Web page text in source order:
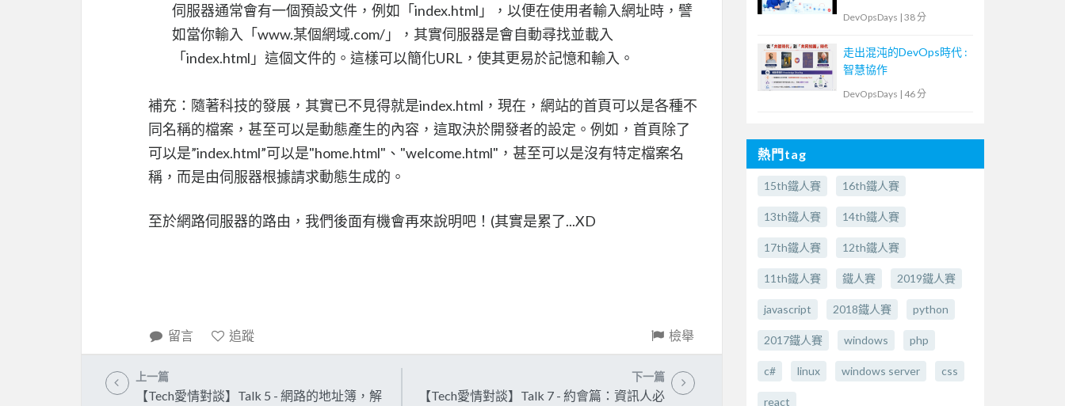
伺服器通常會有一個預設文件，例如「index.html」，以便在使用者輸入網址時，譬
如當你輸入「www.某個網域.com/」，其實伺服器是會自動尋找並載入
「index.html」這個文件的。這樣可以簡化URL，使其更易於記憶和輸入。
補充：隨著科技的發展，其實已不見得就是index.html，現在，網站的首頁可以是各種不
同名稱的檔案，甚至可以是動態產生的內容，這取決於開發者的設定。例如，首頁除了
可以是”index.html”可以是"home.html"、"welcome.html"，甚至可以是沒有特定檔案名
稱，而是由伺服器根據請求動態生成的。
至於網路伺服器的路由，我們後面有機會再來說明吧！(其實是累了...XD
留言 追蹤 檢舉
上一篇
【Tech愛情對談】Talk 5 - 網路的地址簿，解
下一篇
【Tech愛情對談】Talk 7 - 約會篇：資訊人必
DevOpsDays | 38 分
走出混沌的DevOps時代 :
智慧協作
DevOpsDays | 46 分
熱門tag
15th鐵人賽 16th鐵人賽
13th鐵人賽 14th鐵人賽
17th鐵人賽 12th鐵人賽
11th鐵人賽 鐵人賽 2019鐵人賽
javascript 2018鐵人賽 python
2017鐵人賽 windows php
c# linux windows server css
react